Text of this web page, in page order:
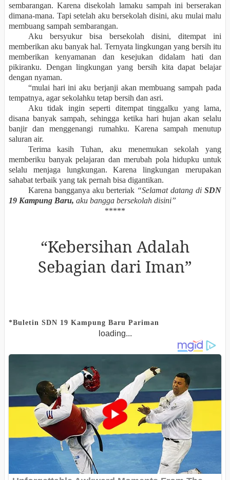
sembarangan. Karena disekolah lamaku sampah ini berserakan
dimana-mana. Tapi setelah aku bersekolah disini, aku mulai malu
membuang sampah sembarangan.
Aku bersyukur bisa bersekolah disini, ditempat ini
memberikan aku banyak hal. Ternyata lingkungan yang bersih itu
memberikan kenyamanan dan kesejukan didalam hati dan
pikiranku. Dengan lingkungan yang bersih kita dapat belajar
dengan nyaman.
“mulai hari ini aku berjanji akan membuang sampah pada
tempatnya, agar sekolahku tetap bersih dan asri.
Aku tidak ingin seperti ditempat tinggalku yang lama,
disana banyak sampah, sehingga ketika hari hujan akan selalu
banjir dan menggenangi rumahku. Karena sampah menutup
saluran air.
Terima kasih Tuhan, aku menemukan sekolah yang
memberiku banyak pelajaran dan merubah pola hidupku untuk
selalu menjaga lungkungan. Karena lingkungan merupakan
sahabat terbaik yang tak pernah bisa digantikan.
Karena bangganya aku berteriak “Selamat datang diSDN
19 Kampung Baru, aku bangga bersekolah disini”
*****
“Kebersihan Adalah
Sebagian dari Iman”
*Buletin SDN 19 Kampung Baru Pariman
loading...